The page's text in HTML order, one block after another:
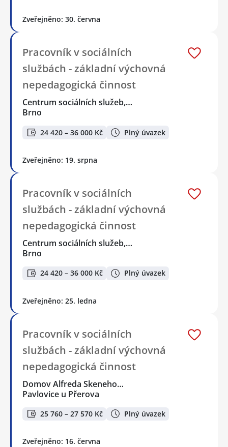
Zveřejněno: 30. června
Pracovník v sociálních
službách - základní výchovná
nepedagogická činnost
Centrum sociálních služeb,…
Brno
24 420 – 36 000 Kč Plný úvazek
Zveřejněno: 19. srpna
Pracovník v sociálních
službách - základní výchovná
nepedagogická činnost
Centrum sociálních služeb,…
Brno
24 420 – 36 000 Kč Plný úvazek
Zveřejněno: 25. ledna
Pracovník v sociálních
službách - základní výchovná
nepedagogická činnost
Domov Alfreda Skeneho…
Pavlovice u Přerova
25 760 – 27 570 Kč Plný úvazek
Zveřejněno: 16. června